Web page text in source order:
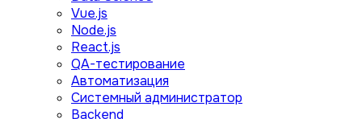
Vue.js
Node.js
React.js
QA-тестирование
Автоматизация
Системный администратор
Backend